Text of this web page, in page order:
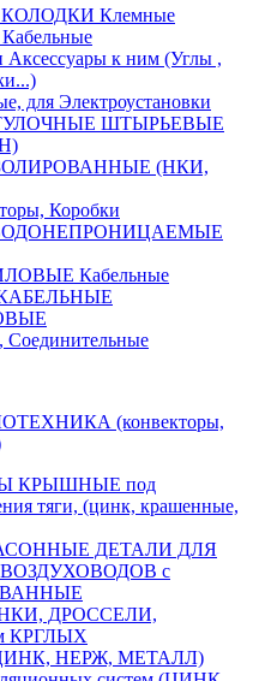
Клемные
к ним (Углы ,
Электроустановки
ШТЫРЬЕВЫЕ
(НКИ,
Коробки
ВОДОНЕПРОНИЦАЕМЫЕ
Кабельные
(конвекторы,
КРЫШНЫЕ под
тяги, (цинк, крашенные,
ДЕТАЛИ ДЛЯ
с
ДРОССЕЛИ,
КРГЛЫХ
НЕРЖ, МЕТАЛЛ)